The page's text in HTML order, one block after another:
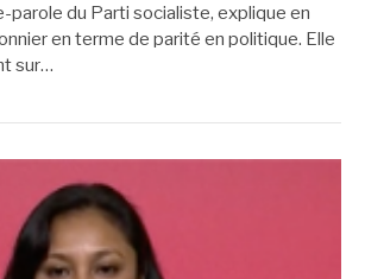
parole du Parti socialiste, explique en
en terme de parité en politique. Elle
sur…